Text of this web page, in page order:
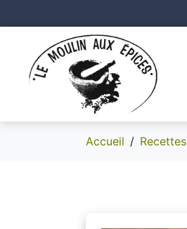
Accueil Recettes